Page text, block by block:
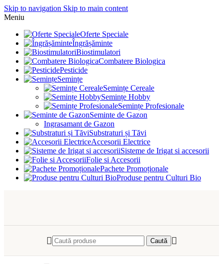
Skip to navigation Skip to main content
Meniu
Oferte Speciale
Îngrășăminte
Biostimulatori
Combatere Biologica
Pesticide
Semințe
Semințe Cereale
Semințe Hobby
Semințe Profesionale
Seminte de Gazon
Ingrasamant de Gazon
Substraturi și Tăvi
Accesorii Electrice
Sisteme de Irigat si accesorii
Folie si Accesorii
Pachete Promoționale
Produse pentru Culturi Bio
Caută